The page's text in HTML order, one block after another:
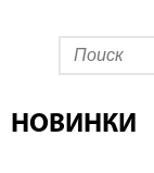
НОВИНКИ